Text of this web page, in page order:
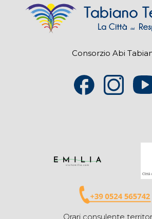
Consorzio Abi
Orari consulente